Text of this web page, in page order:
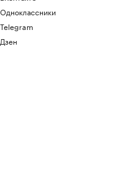
Одноклассники
Telegram
Дзен